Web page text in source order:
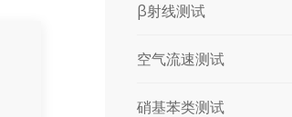
β射线测试
空气流速测试
硝基苯类测试